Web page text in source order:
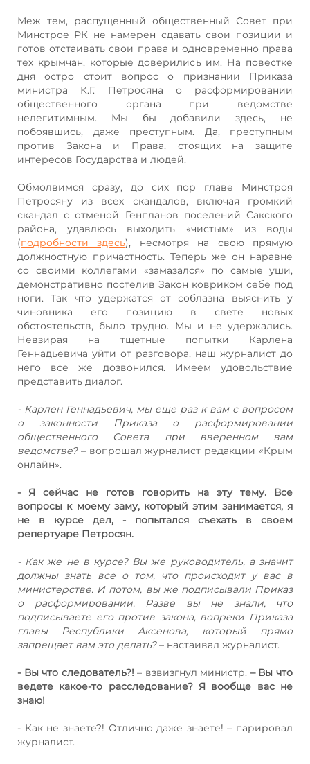
Меж тем, распущенный общественный Совет при
Минстрое РК не намерен сдавать свои позиции и
готов отстаивать свои права и одновременно права
тех крымчан, которые доверились им. На повестке
дня остро стоит вопрос о признании Приказа
министра К.Г. Петросяна о расформировании
общественного органа при ведомстве
нелегитимным. Мы бы добавили здесь, не
побоявшись, даже преступным. Да, преступным
против Закона и Права, стоящих на защите
интересов Государства и людей.
Обмолвимся сразу, до сих пор главе Минстроя
Петросяну из всех скандалов, включая громкий
скандал с отменой Генпланов поселений Сакского
района, удавлюсь выходить «чистым» из воды
(подробности здесь), несмотря на свою прямую
должностную причастность. Теперь же он наравне
со своими коллегами «замазался» по самые уши,
демонстративно постелив Закон ковриком себе под
ноги. Так что удержатся от соблазна выяснить у
чиновника его позицию в свете новых
обстоятельств, было трудно. Мы и не удержались.
Невзирая на тщетные попытки Карлена
Геннадьевича уйти от разговора, наш журналист до
него все же дозвонился. Имеем удовольствие
представить диалог.
- Карлен Геннадьевич, мы еще раз к вам с вопросом
о законности Приказа о расформировании
общественного Совета при вверенном вам
ведомстве?– вопрошал журналист редакции «Крым
онлайн».
- Я сейчас не готов говорить на эту тему. Все
вопросы к моему заму, который этим занимается, я
не в курсе дел, - попытался съехать в своем
репертуаре Петросян.
- Как же не в курсе? Вы же руководитель, а значит
должны знать все о том, что происходит у вас в
министерстве. И потом, вы же подписывали Приказ
о расформировании. Разве вы не знали, что
подписываете его против закона, вопреки Приказа
главы Республики Аксенова, который прямо
запрещает вам это делать?– настаивал журналист.
- Вы что следователь?!– взвизгнул министр. – Вы что
ведете какое-то расследование? Я вообще вас не
знаю!
- Как не знаете?! Отлично даже знаете! – парировал
журналист.